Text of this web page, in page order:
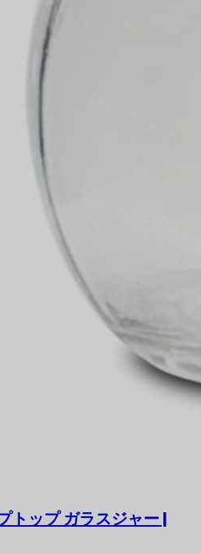
トップ ガラスジャー |